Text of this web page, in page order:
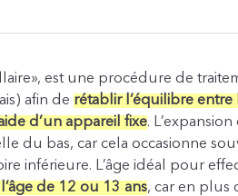
», est une procédure de
afin de rétablir l’équilibre
d’un appareil fixe.
du bas, car cela occasionne
inférieure. L’âge idéal pour
de 12 ou 13 ans, car en plus